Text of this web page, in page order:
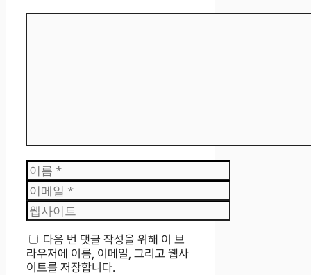
이
름
이
메
일
웹
사
이
트
다음 번 댓글 작성을 위해 이 브
라우저에 이름, 이메일, 그리고 웹사
이트를 저장합니다.